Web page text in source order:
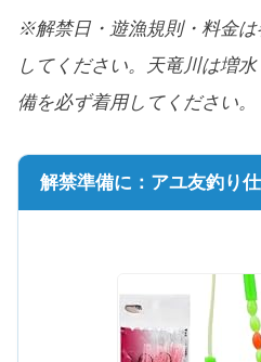
※解禁日・遊漁規則・料金
してください。天竜川は増
備を必ず着用してください。
解禁準備に：アユ友釣り